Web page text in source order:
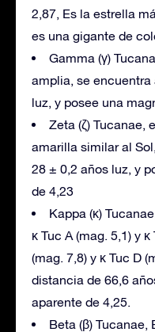
2,87, Es la estrella
es una gigante de
Gamma (γ)
amplia, se
luz, y posee una
Zeta (ζ) Tucanae,
amarilla similar al
28 ± 0,2 años luz, y
de 4,23
Kappa (κ)
κ Tuc A (mag. 5,1) y
(mag. 7,8) y κ Tuc D
distancia de 66,6
aparente de 4,25.
Beta (β) Tucanae,